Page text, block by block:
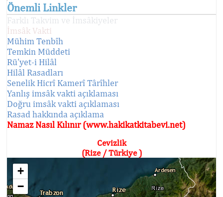
Önemli Linkler
Farklı Takvim ve İmsâkiyeler
İmsâk Vakti
Mühim Tenbîh
Temkin Müddeti
Rü'yet-i Hilâl
Hilâl Rasadları
Senelik Hicrî Kamerî Târîhler
Yanlış imsâk vakti açıklaması
Doğru imsâk vakti açıklaması
Rasad hakkında açıklama
Namaz Nasıl Kılınır (www.hakikatkitabevi.net)
Cevizlik
(Rize / Türkiye )
+
−